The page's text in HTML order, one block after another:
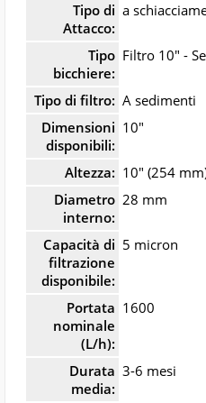
Tipo di
Attacco:
a
Tipo
bicchiere:
Filtro 10" -
Tipo di filtro: A sedimenti
Dimensioni
disponibili:
10"
Altezza: 10" (254
Diametro
interno:
28 mm
Capacità di
filtrazione
disponibile:
5 micron
Portata
nominale
(L/h):
1600
Durata
media:
3-6 mesi